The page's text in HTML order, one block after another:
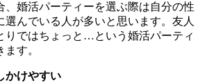
、婚活パーティーを選ぶ際は自分の性
選んでいる人が多いと思います。友人
りではちょっと…という婚活パーティ
す。
けやすい